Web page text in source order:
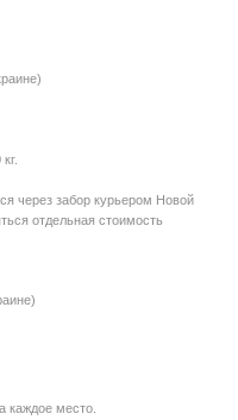
через забор курьером Новой
отдельная стоимость
каждое место.